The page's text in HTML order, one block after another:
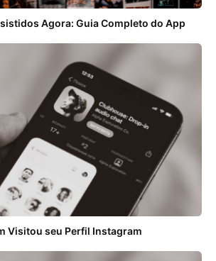
Agora: Guia Completo do App
Visitou seu Perfil Instagram